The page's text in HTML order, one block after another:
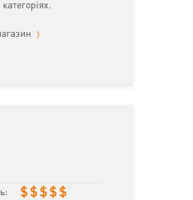
$ $ $ $ $